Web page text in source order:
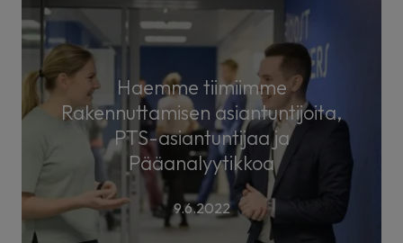
Haemme tiimiimme
Rakennuttamisen asiantuntijoita,
PTS-asiantuntijaa ja
Pääanalyytikkoa
9.6.2022